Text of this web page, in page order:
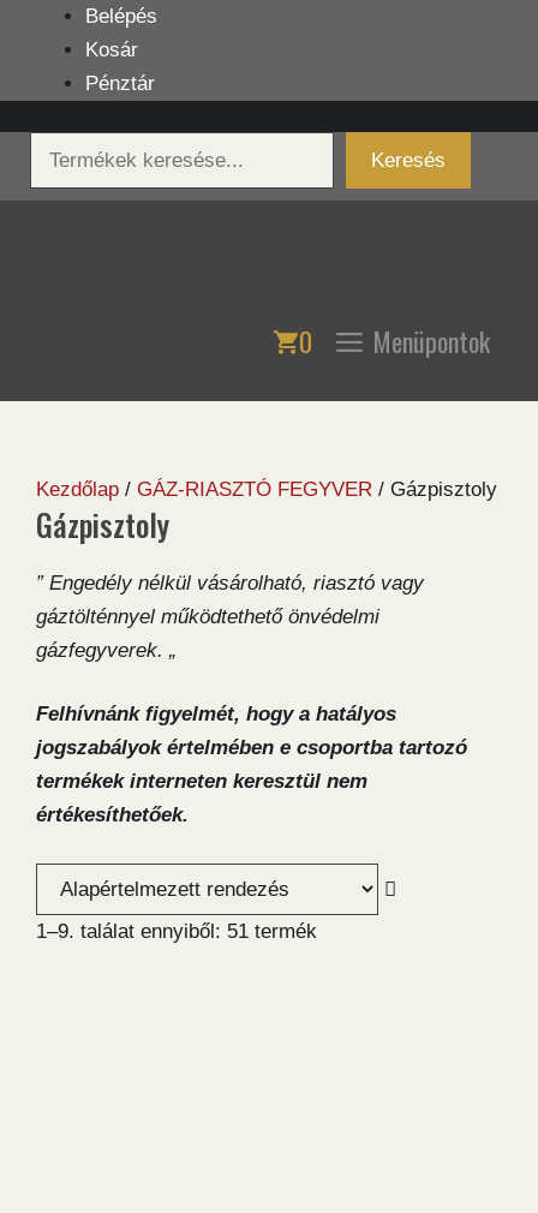
tartalomba
Belépés
Kosár
Pénztár
Keresés
Keresés
0 Menüpontok
Kezdőlap / GÁZ-RIASZTÓ FEGYVER / Gázpisztoly
Gázpisztoly
” Engedély nélkül vásárolható, riasztó vagy
gáztölténnyel működtethető önvédelmi
gázfegyverek. „
Felhívnánk figyelmét, hogy a hatályos
jogszabályok értelmében e csoportba tartozó
termékek interneten keresztül nem
értékesíthetőek.
1–9. találat ennyiből: 51 termék